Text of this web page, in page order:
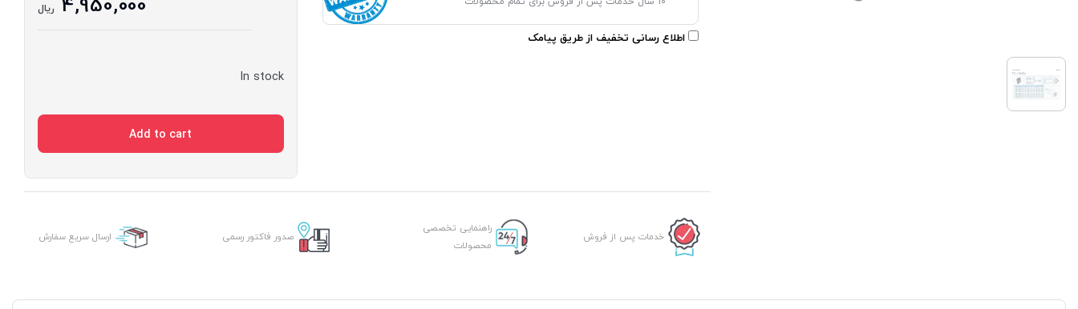
اطلاع رسانی تخفیف از طریق پیامک
ریال
In stock
Add to cart
خدمات پس از فروش
راهنمایی تخصصی
محصولات
صدور فاکتور رسمی ارسال سریع سفارش